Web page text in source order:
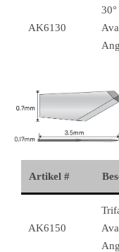
AK6130
Artikel #
AK6150